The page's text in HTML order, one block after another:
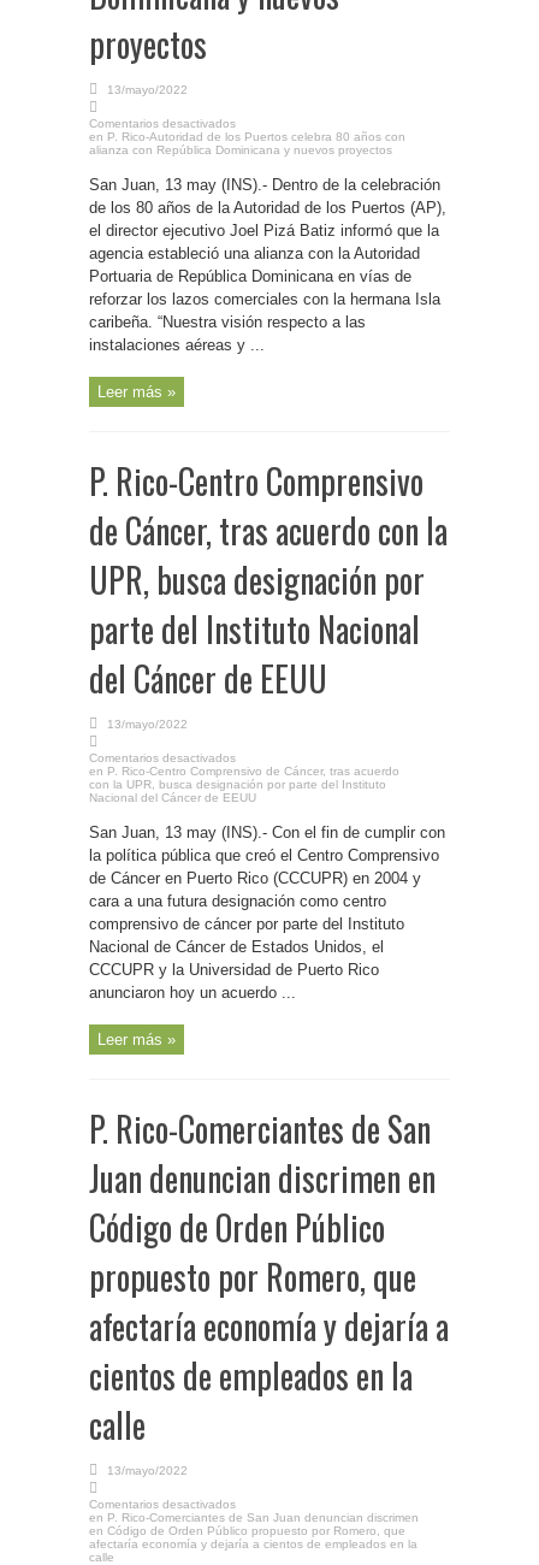
proyectos
13/mayo/2022
Comentarios desactivados
en P. Rico-Autoridad de los Puertos celebra 80 años con
alianza con República Dominicana y nuevos proyectos
San Juan, 13 may (INS).- Dentro de la celebración
de los 80 años de la Autoridad de los Puertos (AP),
el director ejecutivo Joel Pizá Batiz informó que la
agencia estableció una alianza con la Autoridad
Portuaria de República Dominicana en vías de
reforzar los lazos comerciales con la hermana Isla
caribeña. “Nuestra visión respecto a las
instalaciones aéreas y ...
Leer más »
P. Rico-Centro Comprensivo
de Cáncer, tras acuerdo con la
UPR, busca designación por
parte del Instituto Nacional
del Cáncer de EEUU
13/mayo/2022
Comentarios desactivados
en P. Rico-Centro Comprensivo de Cáncer, tras acuerdo
con la UPR, busca designación por parte del Instituto
Nacional del Cáncer de EEUU
San Juan, 13 may (INS).- Con el fin de cumplir con
la política pública que creó el Centro Comprensivo
de Cáncer en Puerto Rico (CCCUPR) en 2004 y
cara a una futura designación como centro
comprensivo de cáncer por parte del Instituto
Nacional de Cáncer de Estados Unidos, el
CCCUPR y la Universidad de Puerto Rico
anunciaron hoy un acuerdo ...
Leer más »
P. Rico-Comerciantes de San
Juan denuncian discrimen en
Código de Orden Público
propuesto por Romero, que
afectaría economía y dejaría a
cientos de empleados en la
calle
13/mayo/2022
Comentarios desactivados
en P. Rico-Comerciantes de San Juan denuncian discrimen
en Código de Orden Público propuesto por Romero, que
afectaría economía y dejaría a cientos de empleados en la
calle